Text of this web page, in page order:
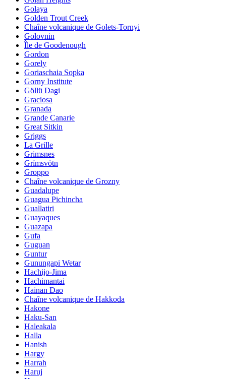
Golaya
Golden Trout Creek
Chaîne volcanique de Golets-Tornyi
Golovnin
Île de Goodenough
Gordon
Gorely
Goriaschaia Sopka
Gorny Institute
Göllü Dagi
Graciosa
Granada
Grande Canarie
Great Sitkin
Griggs
La Grille
Grimsnes
Grímsvötn
Groppo
Chaîne volcanique de Grozny
Guadalupe
Guagua Pichincha
Guallatiri
Guayaques
Guazapa
Gufa
Guguan
Guntur
Gunungapi Wetar
Hachijo-Jima
Hachimantai
Hainan Dao
Chaîne volcanique de Hakkoda
Hakone
Haku-San
Haleakala
Halla
Hanish
Hargy
Harrah
Haruj